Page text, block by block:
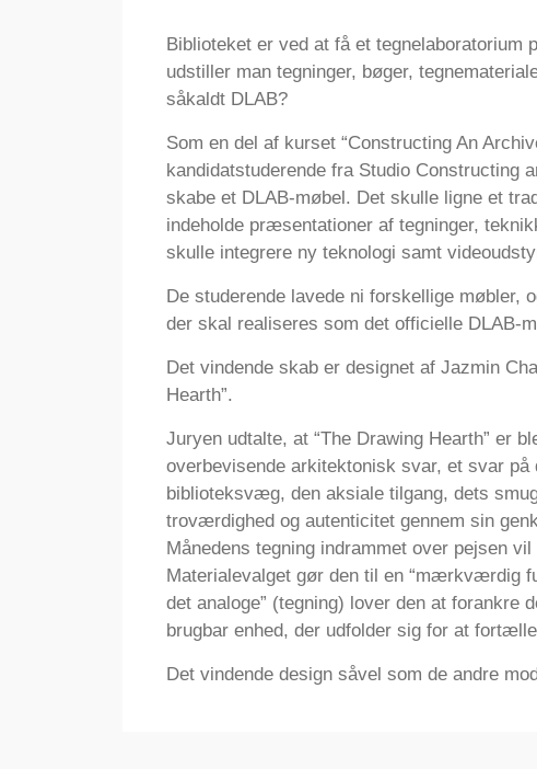
Biblioteket er ved at få et tegnelaboratorium
udstiller man tegninger, bøger,
såkaldt DLAB?
Som en del af kurset “Constructing An
kandidatstuderende fra Studio Constructing
skabe et DLAB-møbel. Det skulle ligne et
indeholde præsentationer af tegninger,
skulle integrere ny teknologi samt
De studerende lavede ni forskellige møbler,
der skal realiseres som det officielle DLAB-
Det vindende skab er designet af Jazmin
Hearth”.
Juryen udtalte, at “The Drawing Hearth” er
overbevisende arkitektonisk svar, et svar
biblioteksvæg, den aksiale tilgang, dets
troværdighed og autenticitet gennem sin
Månedens tegning indrammet over pejsen
Materialevalget gør den til en “mærkværdig
det analoge” (tegning) lover den at forankre
brugbar enhed, der udfolder sig for at
Det vindende design såvel som de andre